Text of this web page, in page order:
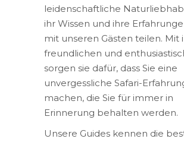
leidenschaftliche
ihr Wissen und ihre
mit unseren Gästen teilen. Mit
freundlichen und
sorgen sie dafür, dass Sie eine
unvergessliche Safari-
machen, die Sie für immer in
Erinnerung behalten werden.
Unsere Guides kennen die